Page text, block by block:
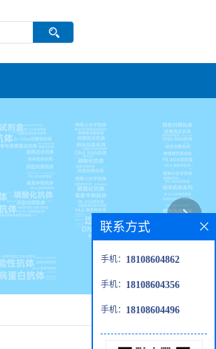
联系方式
手机： 18108604862
手机： 18108604356
手机： 18108604496